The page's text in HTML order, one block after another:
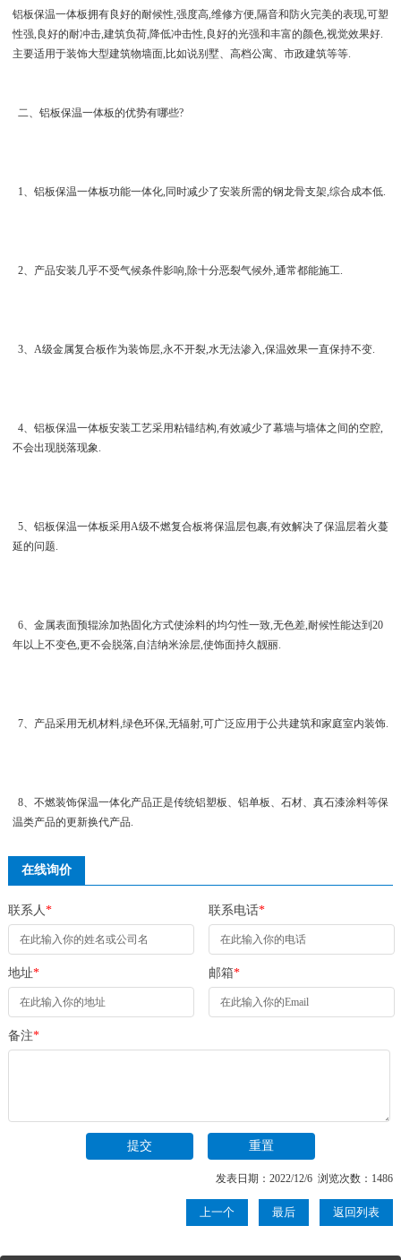
铝板保温一体板拥有良好的耐候性,强度高,维修方便,隔音和防火完美的表现,可塑
性强,良好的耐冲击,建筑负荷,降低冲击性,良好的光强和丰富的颜色,视觉效果好.
主要适用于装饰大型建筑物墙面,比如说别墅、高档公寓、市政建筑等等.
二、铝板保温一体板的优势有哪些?
1、铝板保温一体板功能一体化,同时减少了安装所需的钢龙骨支架,综合成本低.
2、产品安装几乎不受气候条件影响,除十分恶裂气候外,通常都能施工.
3、A级金属复合板作为装饰层,永不开裂,水无法渗入,保温效果一直保持不变.
4、铝板保温一体板安装工艺采用粘锚结构,有效减少了幕墙与墙体之间的空腔,
不会出现脱落现象.
5、铝板保温一体板采用A级不燃复合板将保温层包裹,有效解决了保温层着火蔓
延的问题.
6、金属表面预辊涂加热固化方式使涂料的均匀性一致,无色差,耐候性能达到20
年以上不变色,更不会脱落,自洁纳米涂层,使饰面持久靓丽.
7、产品采用无机材料,绿色环保,无辐射,可广泛应用于公共建筑和家庭室内装饰.
8、不燃装饰保温一体化产品正是传统铝塑板、铝单板、石材、真石漆涂料等保
温类产品的更新换代产品.
在线询价
联系人* 联系电话*
地址* 邮箱*
备注*
发表日期：2022/12/6 浏览次数：1486
上一个 最后 返回列表